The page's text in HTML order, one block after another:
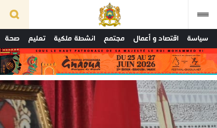
سياسة اقتصاد و أعمال مجتمع انشطة ملكية تعليم صحة